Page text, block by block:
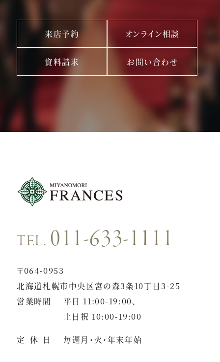
来店予約 オンライン相談
資料請求 お問い合わせ
TEL. 011-633-1111
〒064-0953
北海道札幌市中央区宮の森3条10丁目3-25
営業時間
平日 11:00-19:00、
土日祝 10:00-19:00
定休日 毎週月・火・年末年始